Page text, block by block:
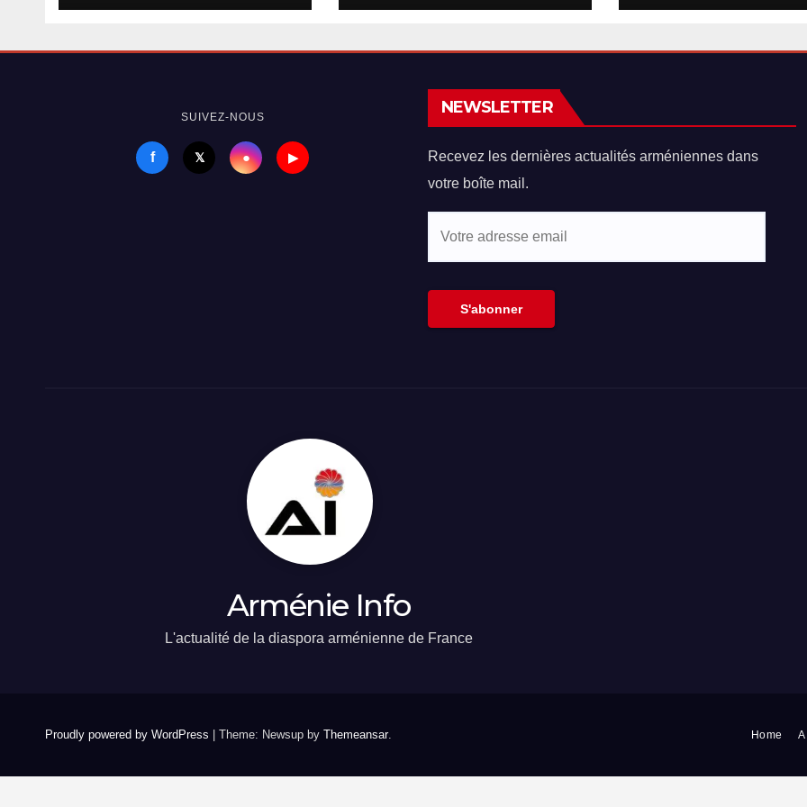
Arméniens en Israël
SUIVEZ-NOUS
f 𝕏 ● ▶
NEWSLETTER
Recevez les dernières actualités arméniennes dans
votre boîte mail.
S'abonner
Arménie Info
L'actualité de la diaspora arménienne de France
Proudly powered by WordPress Theme: Newsup by Themeansar. Home